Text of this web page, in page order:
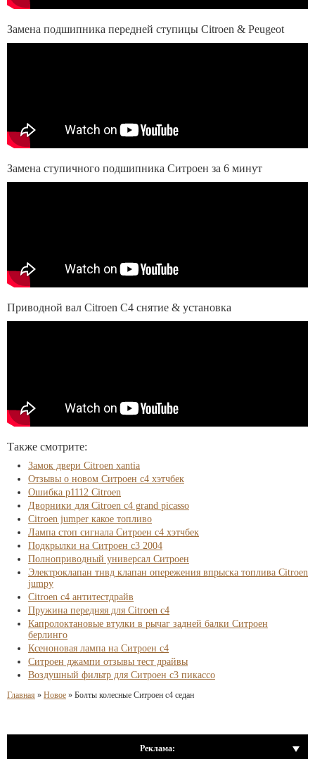
Замена подшипника передней ступицы Citroen & Peugeot
Замена ступичного подшипника Ситроен за 6 минут
Приводной вал Citroen C4 снятие & установка
Также смотрите:
Замок двери Citroen xantia
Отзывы о новом Ситроен с4 хэтчбек
Ошибка p1112 Citroen
Дворники для Citroen c4 grand picasso
Citroen jumper какое топливо
Лампа стоп сигнала Ситроен с4 хэтчбек
Подкрылки на Ситроен с3 2004
Полноприводный универсал Ситроен
Электроклапан тнвд клапан опережения впрыска топлива Citroen
jumpy
Citroen c4 антитестдрайв
Пружина передняя для Citroen c4
Капролоктановые втулки в рычаг задней балки Ситроен
берлинго
Ксеноновая лампа на Ситроен с4
Ситроен джампи отзывы тест драйвы
Воздушный фильтр для Ситроен с3 пикассо
Главная » Новое » Болты колесные Ситроен с4 седан
Реклама: